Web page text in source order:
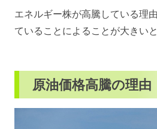
エネルギー株が高騰している理
ていることによることが大きいと
原油価格高騰の理由